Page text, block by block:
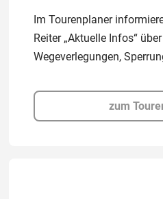
Im Tourenplaner
Reiter „Aktuelle Infos“
Wegeverlegungen,
zum